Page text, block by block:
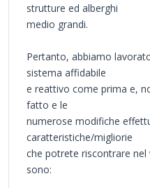
strutture ed alberghi
medio grandi.
Pertanto, abbiamo
sistema affidabile
e reattivo come prima e,
fatto e le
numerose modifiche
caratteristiche/migliorie
che potrete riscontrare
sono: